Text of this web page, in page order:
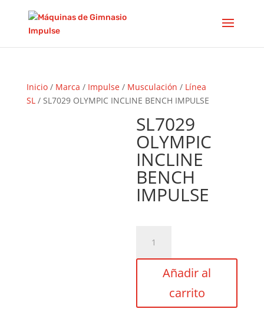
Inicio/ Marca / Impulse/ Musculación / Línea
SL/ SL7029 OLYMPIC INCLINE BENCH IMPULSE
SL7029
OLYMPIC
INCLINE
BENCH
IMPULSE
OLYMPIC
INCLINE
BENCH
cantidad
Añadir al
carrito